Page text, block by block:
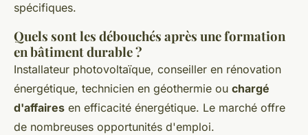
spécifiques.
Quels sont les débouchés après une formation
en bâtiment durable ?
Installateur photovoltaïque, conseiller en rénovation
énergétique, technicien en géothermie ou chargé
d'affaires en efficacité énergétique. Le marché offre
de nombreuses opportunités d'emploi.